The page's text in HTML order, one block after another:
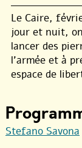
Le Caire,
jour et nuit,
lancer des
l’armée et à
espace de
Stefano Savona